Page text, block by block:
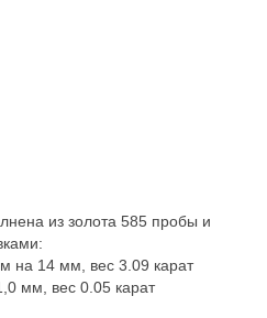
из золота 585 пробы и
на 14 мм, вес 3.09 карат
мм, вес 0.05 карат